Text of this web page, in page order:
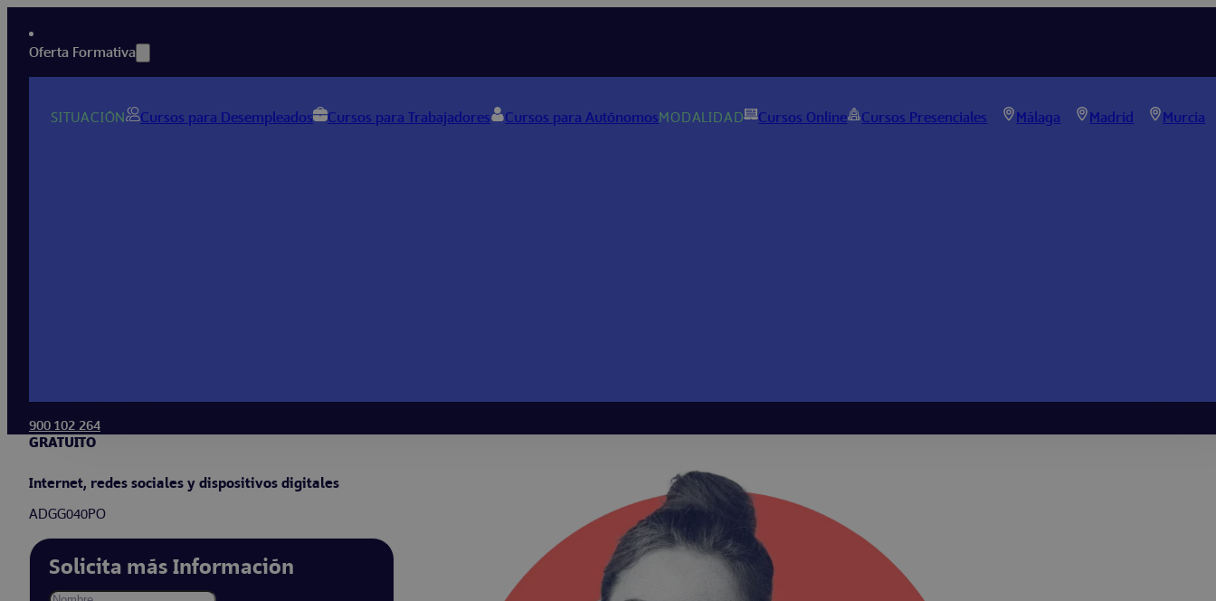
Oferta Formativa
SITUACIÓN Cursos para Desempleados Cursos para Trabajadores Cursos para AutónomosMODALIDAD Cursos Online Cursos Presenciales Málaga Madrid Murcia
900 102 264
GRATUITO
Internet, redes sociales y dispositivos digitales
ADGG040PO
Solicita más Información